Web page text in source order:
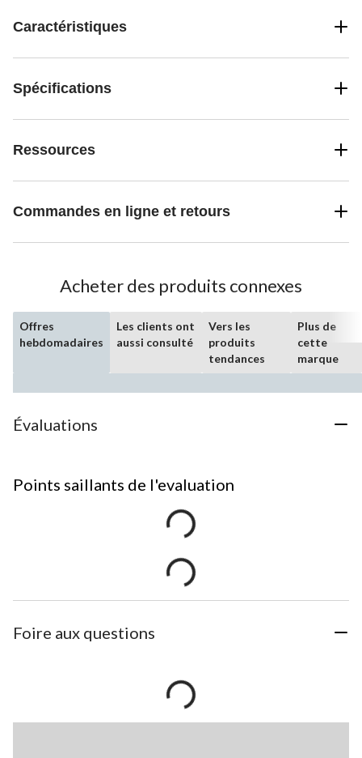
Caractéristiques
Spécifications
Ressources
Commandes en ligne et retours
Acheter des produits connexes
Offres
hebdomadaires
Les clients ont
aussi consulté
Vers les
produits
tendances
Plus de
cette
marque
Évaluations
Points saillants de l'evaluation
Foire aux questions